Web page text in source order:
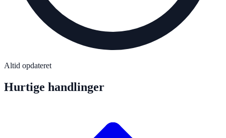
Altid opdateret
Hurtige handlinger